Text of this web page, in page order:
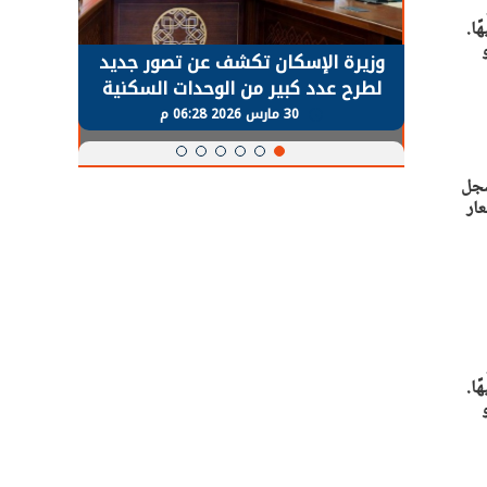
السويسي بين 80 و140 جنيهًا.
سجل
و140 جنيهًا. أسعار
السويسي بين 80 و140 جنيهًا.
وزيرة الإسكان تكشف عن تصور جديد
لطرح عدد كبير من الوحدات السكنية
بنظام الإيجار